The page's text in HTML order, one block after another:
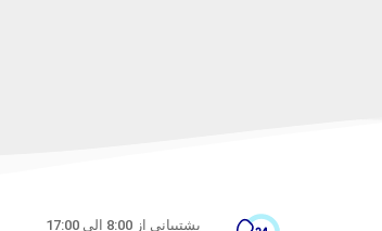
پشتیبانی از 8:00 الی 17:00